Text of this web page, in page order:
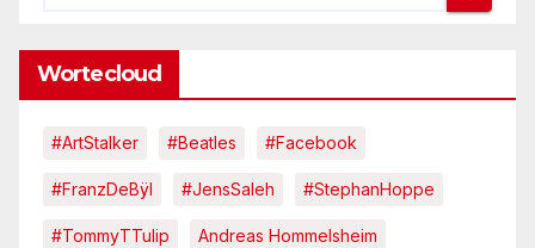
Wortecloud
#ArtStalker #Beatles #Facebook
#FranzDeBÿl #JensSaleh #StephanHoppe
#TommyTTulip Andreas Hommelsheim